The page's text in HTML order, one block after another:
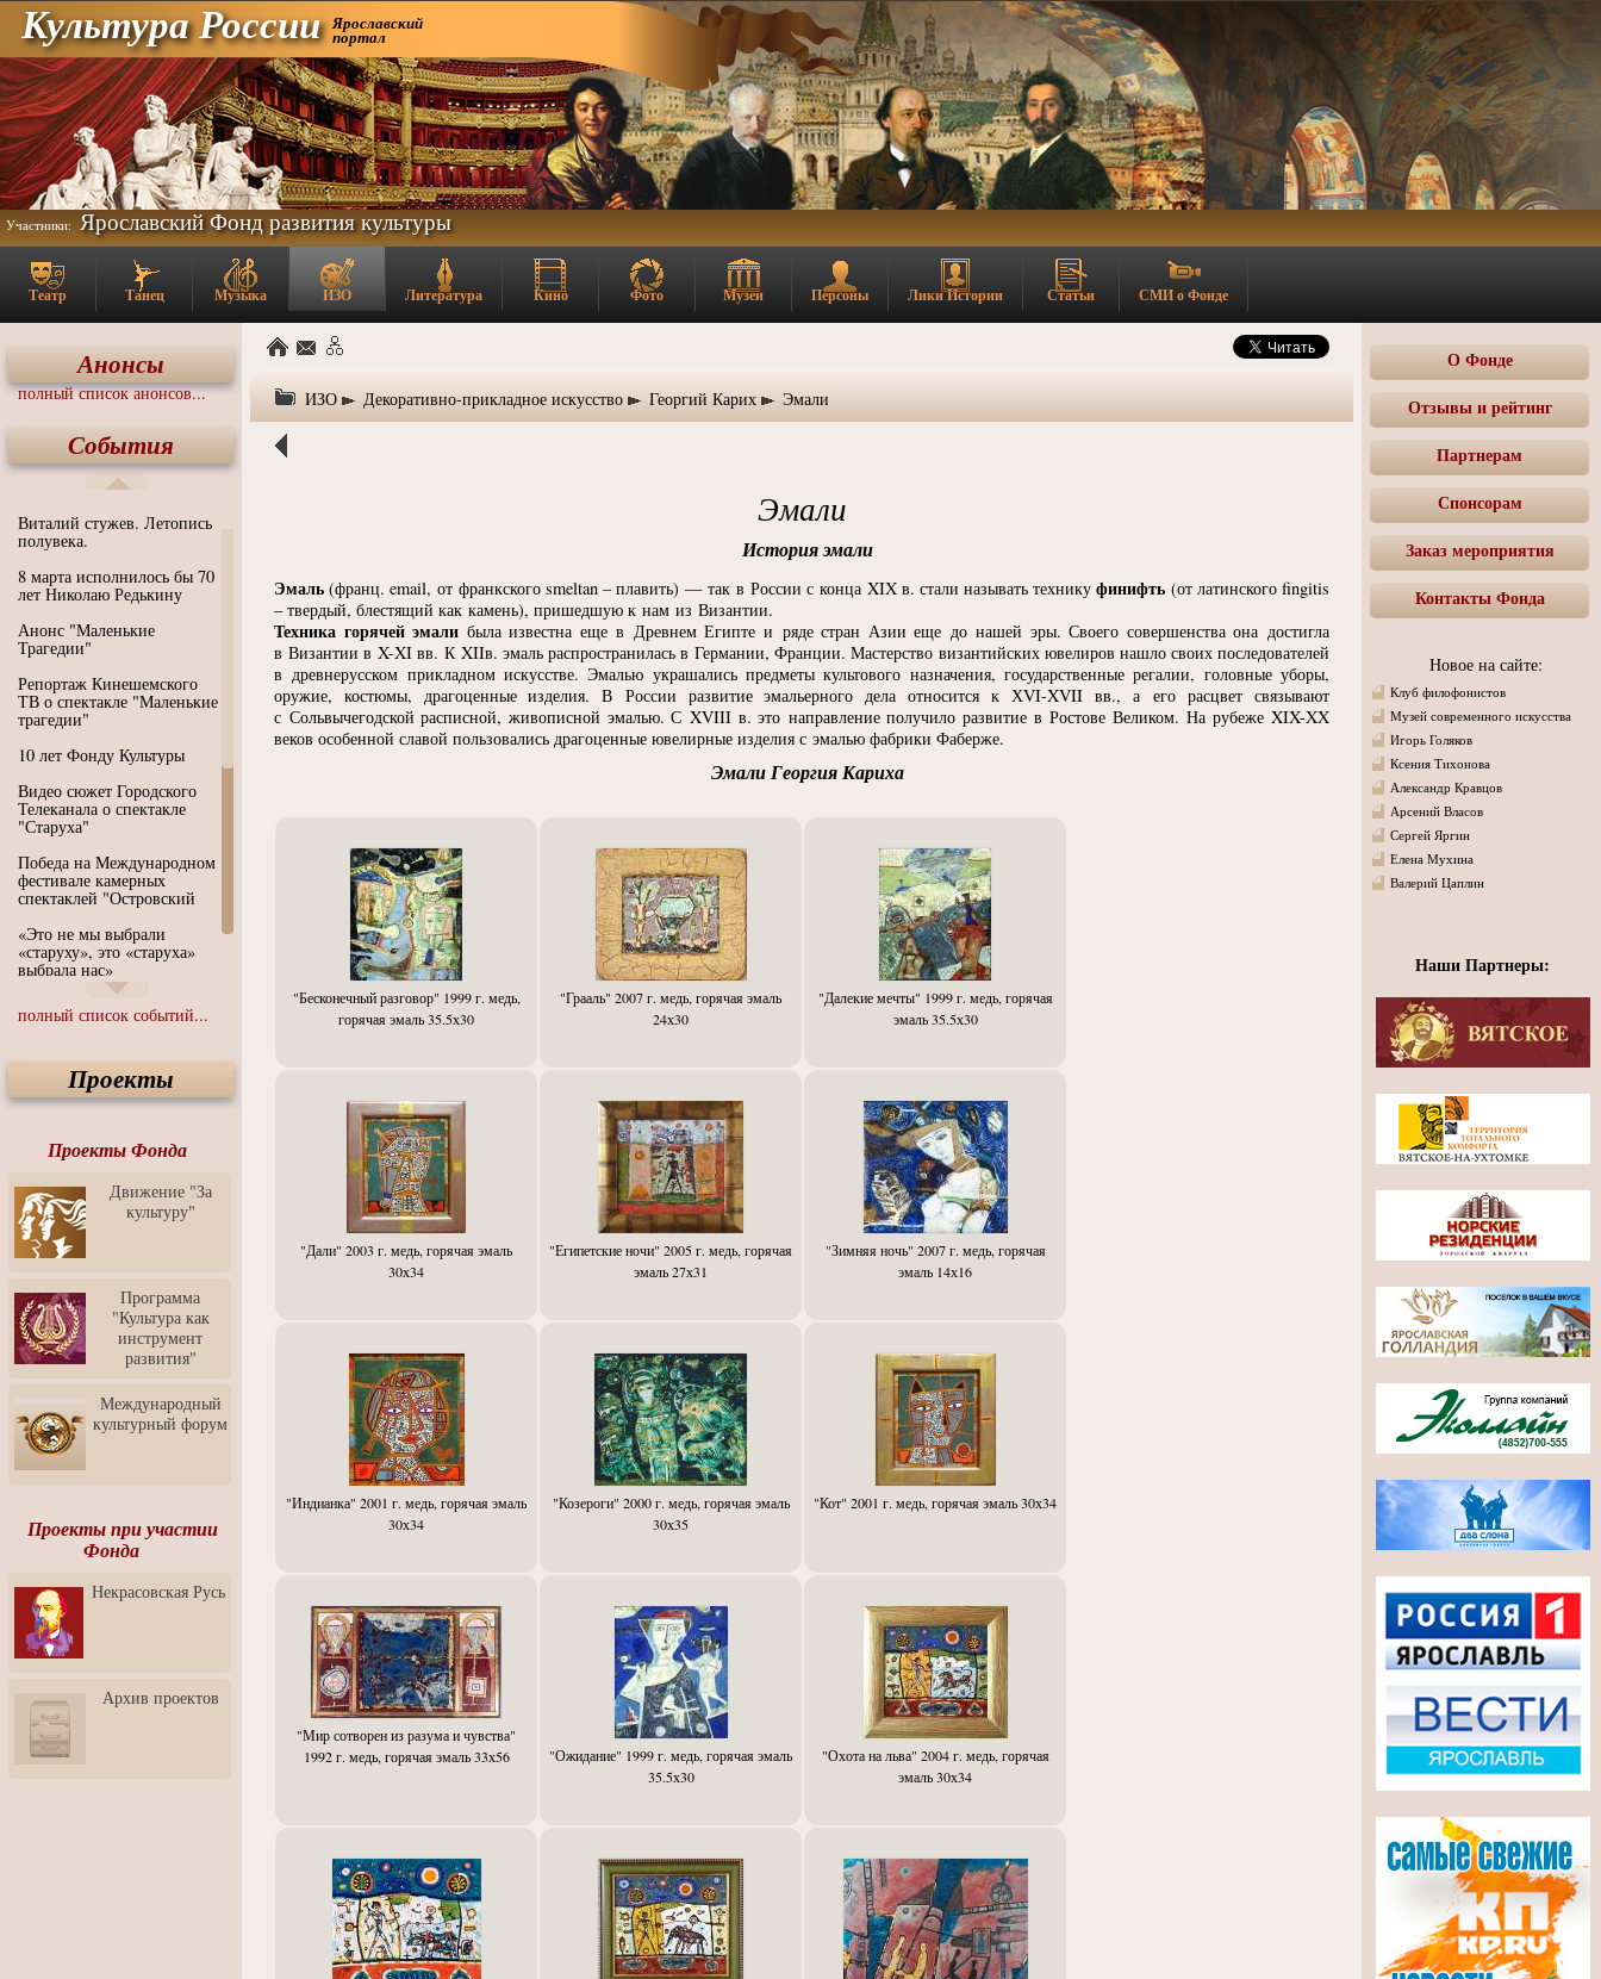
Культура России Ярославский
портал
Участники: Ярославский Фонд развития культуры
Театр Танец Музыка ИЗО Литература Кино Фото Музеи Персоны Лики Истории Статьи СМИ о Фонде
Анонсы
полный список анонсов...
События
Виталий стужев. Летопись
полувека.
8 марта исполнилось бы 70
лет Николаю Редькину
Анонс "Маленькие
Трагедии"
Репортаж Кинешемского
ТВ о спектакле "Маленькие
трагедии"
10 лет Фонду Культуры
Видео сюжет Городского
Телеканала о спектакле
"Старуха"
Победа на Международном
фестивале камерных
спектаклей "Островский
«Это не мы выбрали
«старуху», это «старуха»
выбрала нас»
Иммерсивный спектакль
"Язык чистого полета
Спектакль "Крик" в Музее
Современного Искусства
современного искусства от
Медиа-школа "ФОКУС"
Моноспектакль
"Вертинский. Исповедь
Барона"
"Притяжение" в центре
ЛЕКСУС - ЯРОСЛАВЛЬ
Презентация выставки
Зураба Церетели
Пресс-конференция к
открытию выставки Зураба
Церетели
Фестиваль уличной
Отчётный концерт детского
театра танца "Задоринка"
Профессионалов - Эпизод
3: Обусловленности
человека и их влияние на
карьеру
скульптором Дмитрием
Тугариновым
АртБульвар в День города
полный список событий...
Проекты
Проекты Фонда
Движение "За
культуру"
Программа
"Культура как
инструмент
развития"
Международный
культурный форум
Проекты при участии
Фонда
Некрасовская Русь
Архив проектов
ИЗО Декоративно-прикладное искусство Георгий Карих Эмали
Эмали
История эмали
Эмаль (франц. email, от франкского smeltan – плавить) — так в России с конца XIX в. стали называть техникуфинифть (от латинского fingitis
– твердый, блестящий как камень), пришедшую к нам из Византии.
Техника горячей эмали была известна еще в Древнем Египте и ряде стран Азии еще до нашей эры. Своего совершенства она достигла
в Византии в X-XI вв. К XIIв. эмаль распространилась в Германии, Франции. Мастерство византийских ювелиров нашло своих последователей
в древнерусском прикладном искусстве. Эмалью украшались предметы культового назначения, государственные регалии, головные уборы,
оружие, костюмы, драгоценные изделия. В России развитие эмальерного дела относится к ХVI-XVII вв., а его расцвет связывают
с Сольвычегодской расписной, живописной эмалью. С XVIII в. это направление получило развитие в Ростове Великом. На рубеже XIX-XX
веков особенной славой пользовались драгоценные ювелирные изделия с эмалью фабрики Фаберже.
Эмали Георгия Кариха
"Бесконечный разговор" 1999 г. медь,
горячая эмаль 35.5х30
"Грааль" 2007 г. медь, горячая эмаль
24х30
"Далекие мечты" 1999 г. медь, горячая
эмаль 35.5х30
"Дали" 2003 г. медь, горячая эмаль
30х34
"Египетские ночи" 2005 г. медь, горячая
эмаль 27х31
"Зимняя ночь" 2007 г. медь, горячая
эмаль 14х16
"Индианка" 2001 г. медь, горячая эмаль
30х34
"Козероги" 2000 г. медь, горячая эмаль
30х35
"Кот" 2001 г. медь, горячая эмаль 30х34
"Мир сотворен из разума и чувства"
1992 г. медь, горячая эмаль 33х56
"Ожидание" 1999 г. медь, горячая эмаль
35.5х30
"Охота на льва" 2004 г. медь, горячая
эмаль 30х34
О Фонде
Отзывы и рейтинг
Партнерам
Спонсорам
Заказ мероприятия
Контакты Фонда
Новое на сайте:
Клуб филофонистов
Музей современного искусства
Игорь Голяков
Ксения Тихонова
Александр Кравцов
Арсений Власов
Сергей Яргин
Елена Мухина
Валерий Цаплин
Наши Партнеры: